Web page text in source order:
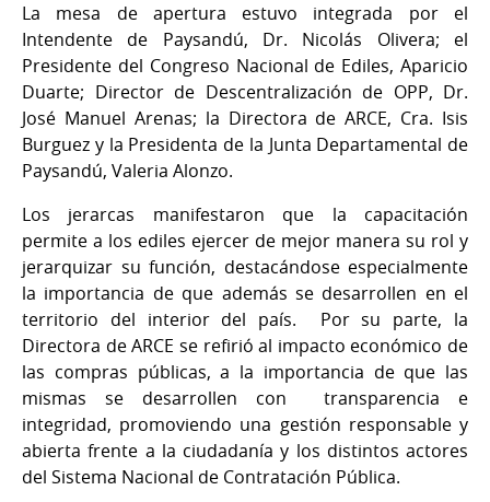
La mesa de apertura estuvo integrada por el
Intendente de Paysandú, Dr. Nicolás Olivera; el
Presidente del Congreso Nacional de Ediles, Aparicio
Duarte; Director de Descentralización de OPP, Dr.
José Manuel Arenas; la Directora de ARCE, Cra. Isis
Burguez y la Presidenta de la Junta Departamental de
Paysandú, Valeria Alonzo.
Los jerarcas manifestaron que la capacitación
permite a los ediles ejercer de mejor manera su rol y
jerarquizar su función, destacándose especialmente
la importancia de que además se desarrollen en el
territorio del interior del país. Por su parte, la
Directora de ARCE se refirió al impacto económico de
las compras públicas, a la importancia de que las
mismas se desarrollen con transparencia e
integridad, promoviendo una gestión responsable y
abierta frente a la ciudadanía y los distintos actores
del Sistema Nacional de Contratación Pública.